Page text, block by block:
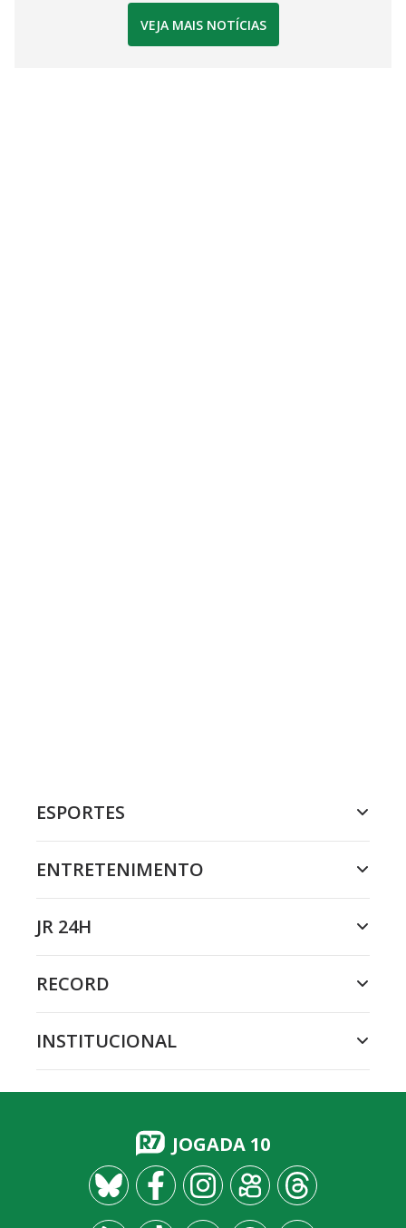
VEJA MAIS NOTÍCIAS
ESPORTES
ENTRETENIMENTO
JR 24H
RECORD
INSTITUCIONAL
JOGADA 10